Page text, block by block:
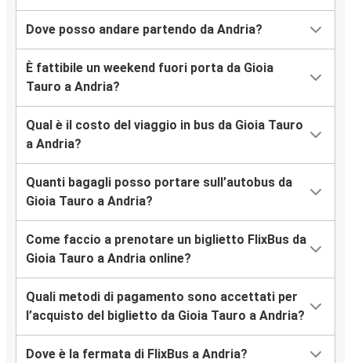
Dove posso andare partendo da Andria?
È fattibile un weekend fuori porta da Gioia
Tauro a Andria?
Qual è il costo del viaggio in bus da Gioia Tauro
a Andria?
Quanti bagagli posso portare sull’autobus da
Gioia Tauro a Andria?
Come faccio a prenotare un biglietto FlixBus da
Gioia Tauro a Andria online?
Quali metodi di pagamento sono accettati per
l’acquisto del biglietto da Gioia Tauro a Andria?
Dove è la fermata di FlixBus a Andria?